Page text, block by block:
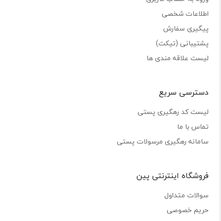
اطلاعات شخصی
پیگیری سفارش
پشتیبانی (تیکت)
لیست علاقه مندی ها
دسترسی سریع
لیست کد رهگیری پستی
تماس با ما
سامانه رهگیری مرسولات پستی
فروشگاه اینترنتی پین
سوالات متداول
حریم خصوصی